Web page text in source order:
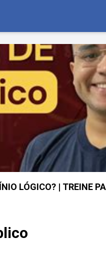
LÓGICO? | TREINE